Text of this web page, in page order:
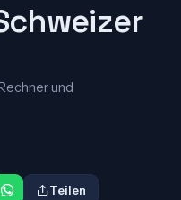
und
Teilen